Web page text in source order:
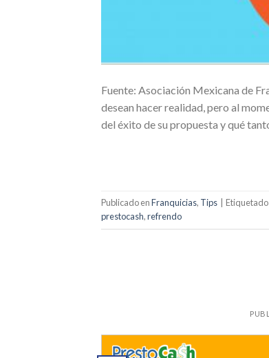
Fuente: Asociación Mexicana de
desean hacer realidad, pero al
del éxito de su propuesta y qué
Publicado enFranquicias, Tips Etiquetado
prestocash,refrendo